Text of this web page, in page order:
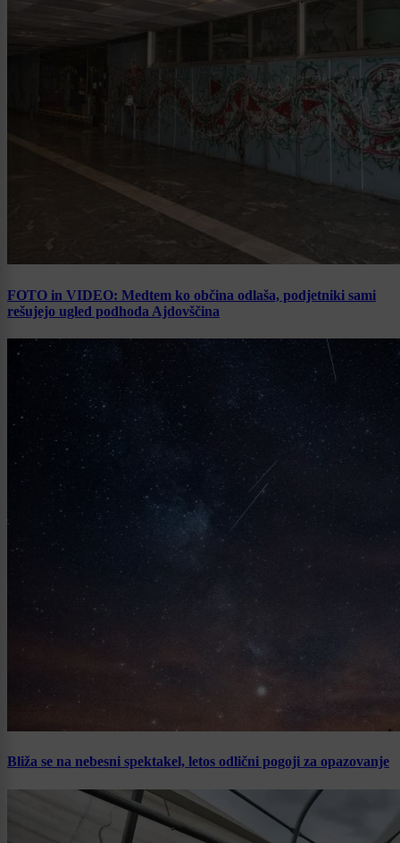
FOTO in VIDEO: Medtem ko občina odlaša, podjetniki sami
rešujejo ugled podhoda Ajdovščina
Bliža se na nebesni spektakel, letos odlični pogoji za opazovanje